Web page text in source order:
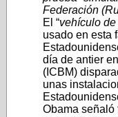
Federación
El “vehículo
usado en esta
día de antier
(ICBM)
unas
Obama señaló